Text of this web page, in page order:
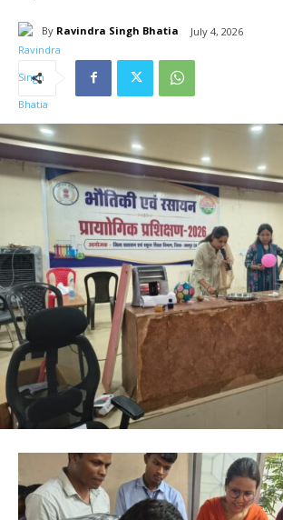
By Ravindra Singh Bhatia July 4, 2026